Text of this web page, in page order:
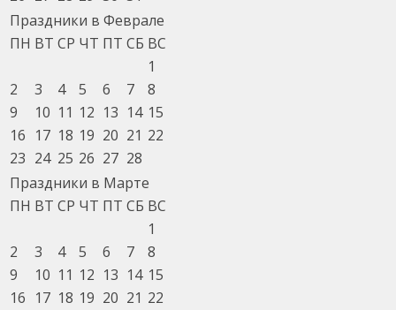
Праздники в Феврале
ПН ВТ СР ЧТ ПТ СБ ВС
1
2
3 4 5 6 7
8
9
10 11 12 13 14 15
16 17 18 19 20 21 22
23 24 25 26 27 28
Праздники в Марте
ПН ВТ СР ЧТ ПТ СБ ВС
1
2
3 4 5 6 7
8
9
10 11 12 13 14 15
16 17 18 19 20 21 22